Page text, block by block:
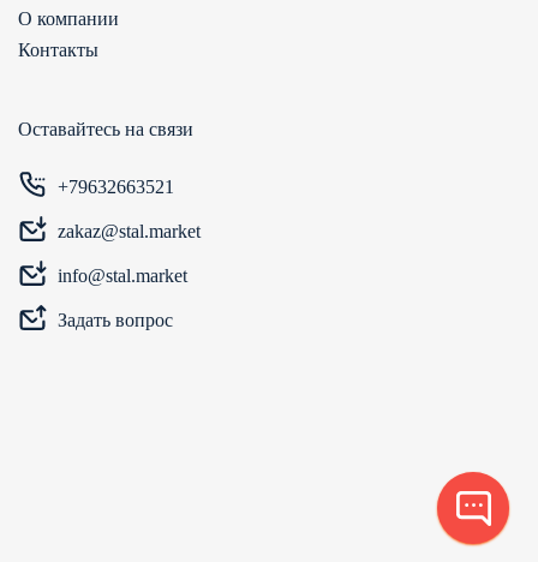
О компании
Контакты
Оставайтесь на связи
+79632663521
zakaz@stal.market
info@stal.market
Задать вопрос